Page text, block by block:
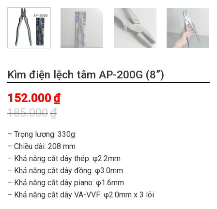
Kìm điện lệch tâm AP-200G (8”)
185.000₫
gốc
là:
185.000₫.
152.000 ₫
hiện
tại
là:
152.000₫.
– Trọng lượng: 330g
– Chiều dài: 208 mm
– Khả năng cắt dây thép: φ2.2mm
– Khả năng cắt dây đồng: φ3.0mm
– Khả năng cắt dây piano: φ1.6mm
– Khả năng cắt dây VA-VVF: φ2.0mm x 3 lõi